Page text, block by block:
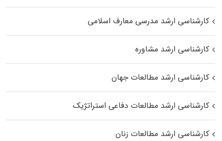
کارشناسی ارشد مدرسی معارف اسلامی
کارشناسی ارشد مشاوره
کارشناسی ارشد مطالعات جهان
کارشناسی ارشد مطالعات دفاعی استراتژیک
کارشناسی ارشد مطالعات زنان